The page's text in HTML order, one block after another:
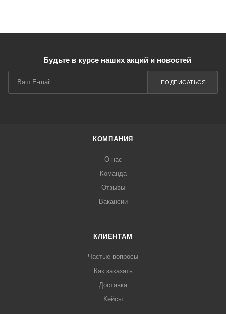
Будьте в курсе наших акций и новостей
ПОДПИСАТЬСЯ
КОМПАНИЯ
О нас
Команда
Отзывы
Вакансии
КЛИЕНТАМ
Частые вопросы
Как заказать
Доставка
Кейсы